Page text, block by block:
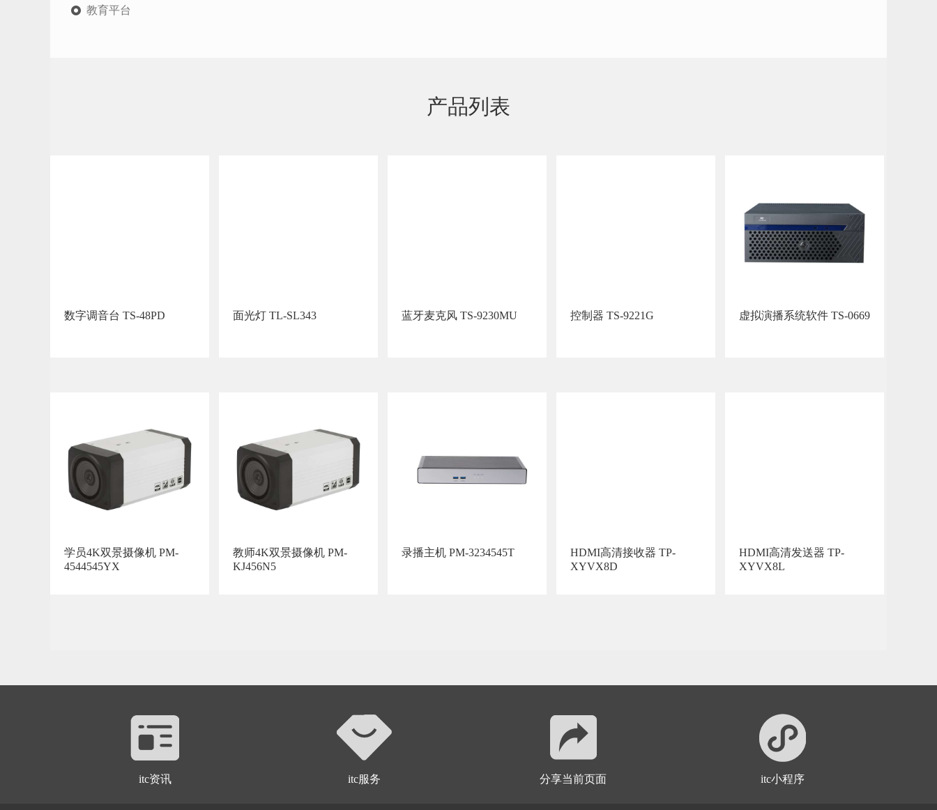
教育平台
产品列表
数字调音台 TS-48PD 面光灯 TL-SL343 蓝牙麦克风 TS-9230MU 控制器 TS-9221G 虚拟演播系统软件 TS-0669
学员4K双景摄像机 PM-
4544545YX
教师4K双景摄像机 PM-
KJ456N5
录播主机 PM-3234545T
HDMI高清接收器 TP-
XYVX8D
HDMI高清发送器 TP-
XYVX8L
itc资讯 itc服务 分享当前页面 itc小程序